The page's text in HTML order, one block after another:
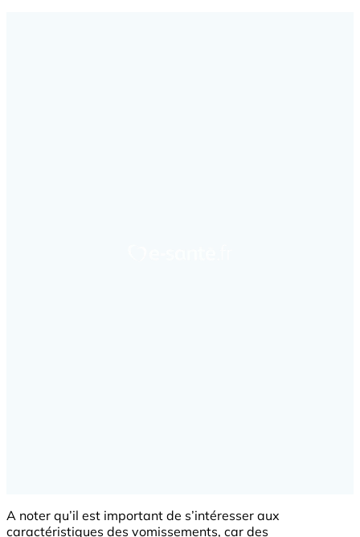
A noter qu’il est important de s’intéresser aux
caractéristiques des vomissements, car des